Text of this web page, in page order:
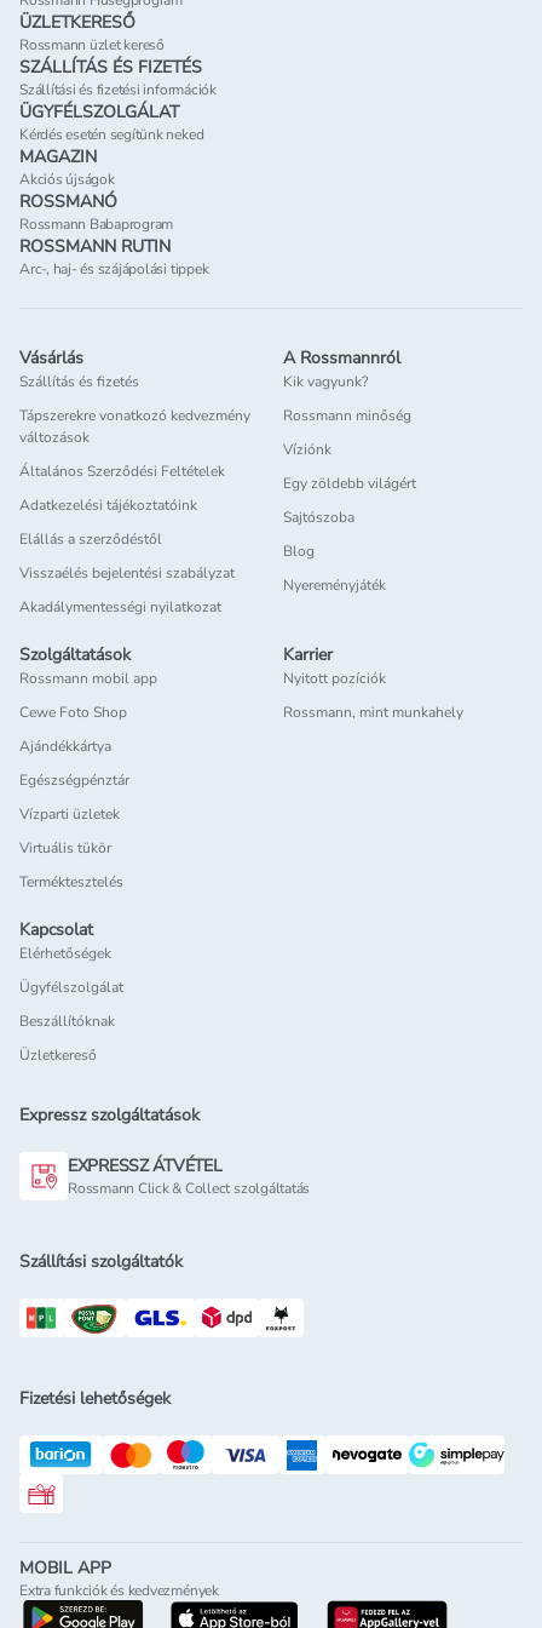
ÜZLETKERESŐ
Rossmann üzlet kereső
SZÁLLÍTÁS ÉS FIZETÉS
Szállítási és fizetési információk
ÜGYFÉLSZOLGÁLAT
Kérdés esetén segítünk neked
MAGAZIN
Akciós újságok
ROSSMANÓ
Rossmann Babaprogram
ROSSMANN RUTIN
Arc-, haj- és szájápolási tippek
Vásárlás
Szállítás és fizetés
Tápszerekre vonatkozó kedvezmény
változások
Általános Szerződési Feltételek
Adatkezelési tájékoztatóink
Elállás a szerződéstől
Visszaélés bejelentési szabályzat
Akadálymentességi nyilatkozat
A Rossmannról
Kik vagyunk?
Rossmann minőség
Víziónk
Egy zöldebb világért
Sajtószoba
Blog
Nyereményjáték
Szolgáltatások
Rossmann mobil app
Cewe Foto Shop
Ajándékkártya
Egészségpénztár
Vízparti üzletek
Virtuális tükör
Terméktesztelés
Karrier
Nyitott pozíciók
Rossmann, mint munkahely
Kapcsolat
Elérhetőségek
Ügyfélszolgálat
Beszállítóknak
Üzletkereső
Expressz szolgáltatások
EXPRESSZ ÁTVÉTEL
Rossmann Click & Collect szolgáltatás
Szállítási szolgáltatók
Fizetési lehetőségek
Rossmann ajándékkártya
MOBIL APP
Extra funkciók és kedvezmények
letöltés a google-play-rölletöltés az app-store-ból
letöltés